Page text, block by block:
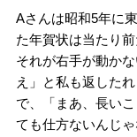
Aさんは昭和5年に
た年賀状は当たり
それが右手が動か
え」と私も返した
で、「まあ、長い
ても仕方ないんじ